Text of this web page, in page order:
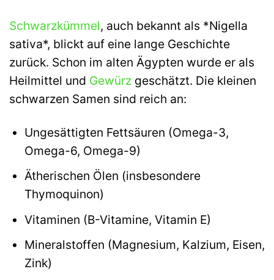
Schwarzkümmel, auch bekannt als *Nigella
sativa*, blickt auf eine lange Geschichte
zurück. Schon im alten Ägypten wurde er als
Heilmittel und Gewürz geschätzt. Die kleinen
schwarzen Samen sind reich an:
Ungesättigten Fettsäuren (Omega-3,
Omega-6, Omega-9)
Ätherischen Ölen (insbesondere
Thymoquinon)
Vitaminen (B-Vitamine, Vitamin E)
Mineralstoffen (Magnesium, Kalzium, Eisen,
Zink)